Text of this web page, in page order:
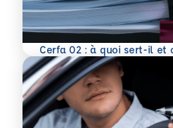
Cerfa 02 : à quoi sert-il et
En savoir plus